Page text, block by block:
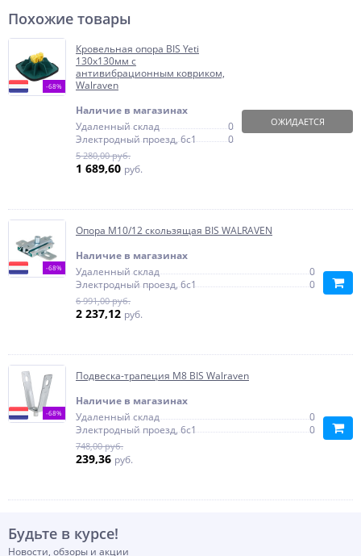
Похожие товары
-68%
Кровельная опора BIS Yeti
130x130мм с
антивибрационным ковриком,
Walraven
Наличие в магазинах
Удаленный склад
0
Электродный проезд, 6с1
0
5 280,00 руб.
1 689,60 руб.
ОЖИДАЕТСЯ
-68%
Опора М10/12 скользящая BIS WALRAVEN
Наличие в магазинах
Удаленный склад
0
Электродный проезд, 6с1
0
6 991,00 руб.
2 237,12 руб.
-68%
Подвеска-трапеция M8 BIS Walraven
Наличие в магазинах
Удаленный склад
0
Электродный проезд, 6с1
0
748,00 руб.
239,36 руб.
Будьте в курсе!
Новости, обзоры и акции